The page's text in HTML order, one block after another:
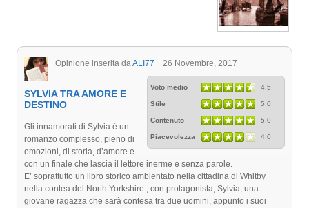
Opinione inserita da ALI77 26 Novembre, 2017
Voto medio 4.5
Stile 5.0
Contenuto 5.0
Piacevolezza 4.0
SYLVIA TRA AMORE E
DESTINO
Gli innamorati di Sylvia è un
romanzo complesso, pieno di
emozioni, di storia, d’amore e
con un finale che lascia il lettore inerme e senza parole.
E’ soprattutto un libro storico ambientato nella cittadina di Whitby
nella contea del North Yorkshire , con protagonista, Sylvia, una
giovane ragazza che sarà contesa tra due uomini, appunto i suoi